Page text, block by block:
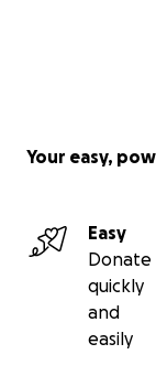
Your easy,
Easy
Donate
quickly
and
easily